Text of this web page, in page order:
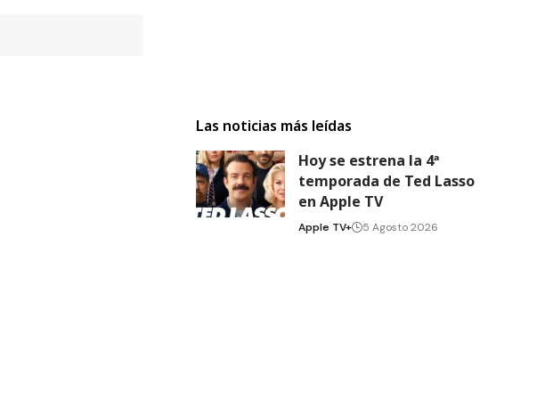
Las noticias más leídas
Hoy se estrena la 4ª
temporada de Ted Lasso
en Apple TV
Apple TV+ 5 Agosto 2026